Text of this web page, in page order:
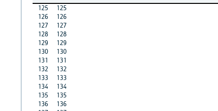
125
125
126
126
127
127
128
128
129
129
130
130
131
131
132
132
133
133
134
134
135
135
136
136